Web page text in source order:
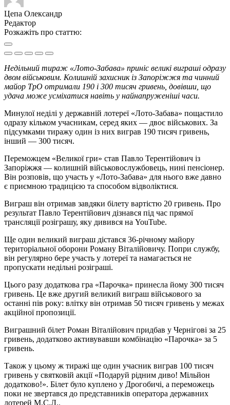
Цепа Олександр
Редактор
Розкажіть про статтю:
Недільний тираж «Лото-Забава» приніс великі виграші одразу
двом військовим. Колишній захисник із Запоріжжя та чинний
майор ТрО отримали 190 і 300 тисяч гривень, довівши, що
удача може усміхатися навіть у найнапруженіші часи.
Минулої неділі у державній лотереї «Лото-Забава» пощастило
одразу кільком учасникам, серед яких — двоє військових. За
підсумками тиражу один із них виграв 190 тисяч гривень,
інший — 300 тисяч.
Переможцем «Великої гри» став Павло Терентійович із
Запоріжжя — колишній військовослужбовець, нині пенсіонер.
Він розповів, що участь у «Лото-Забава» для нього вже давно
є приємною традицією та способом відволіктися.
Виграш він отримав завдяки білету вартістю 20 гривень. Про
результат Павло Терентійович дізнався під час прямої
трансляції розіграшу, яку дивився на YouTube.
Ще один великий виграш дістався 36-річному майору
територіальної оборони Роману Віталійовичу. Попри службу,
він регулярно бере участь у лотереї та намагається не
пропускати недільні розіграші.
Цього разу додаткова гра «Парочка» принесла йому 300 тисяч
гривень. Це вже другий великий виграш військового за
останні пів року: влітку він отримав 50 тисяч гривень у межах
акційної пропозиції.
Виграшний білет Роман Віталійович придбав у Чернігові за 25
гривень, додатково активувавши комбінацію «Парочка» за 5
гривень.
Також у цьому ж тиражі ще один учасник виграв 100 тисяч
гривень у святковій акції «Подаруй рідним диво! Мільйон
додатково!». Білет було куплено у Дрогобичі, а переможець
поки не звертався до представників оператора державних
лотерей М.С.Л..